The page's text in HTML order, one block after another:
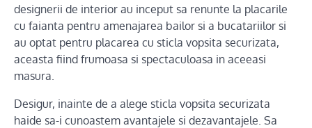
designerii de interior au inceput sa renunte la placarile
cu faianta pentru amenajarea bailor si a bucatariilor si
au optat pentru placarea cu sticla vopsita securizata,
aceasta fiind frumoasa si spectaculoasa in aceeasi
masura.
Desigur, inainte de a alege sticla vopsita securizata
haide sa-i cunoastem avantajele si dezavantajele. Sa